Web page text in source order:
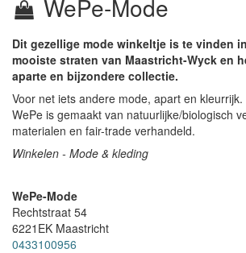
WePe-Mode
Dit gezellige mode winkeltje is te vinden
mooiste straten van Maastricht-Wyck en
aparte en bijzondere collectie.
Voor net iets andere mode, apart en
WePe is gemaakt van natuurlijke/biologisch
materialen en fair-trade verhandeld.
Winkelen - Mode & kleding
WePe-Mode
Rechtstraat 54
6221EK Maastricht
0433100956